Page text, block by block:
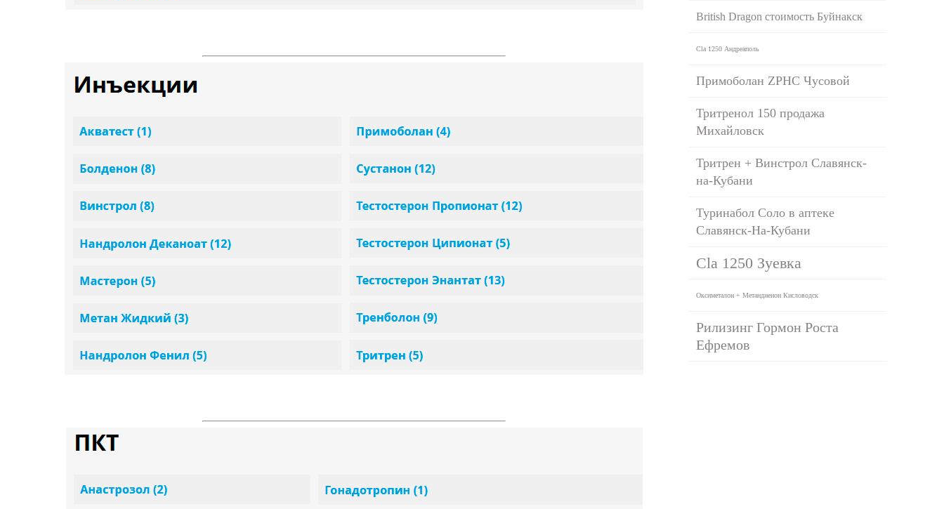
British Dragon стоимость Буйнакск
Cla 1250 Андреаполь
Примоболан ZPHC Чусовой
Тритренол 150 продажа
Михайловск
Тритрен + Винстрол Славянск-
на-Кубани
Туринабол Соло в аптеке
Славянск-На-Кубани
Cla 1250 Зуевка
Оксиметалон + Метандиенон Кисловодск
Рилизинг Гормон Роста
Ефремов